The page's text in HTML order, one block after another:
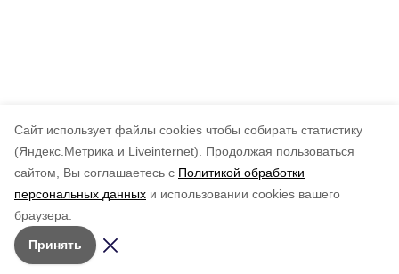
Cайт использует файлы cookies чтобы собирать статистику
(Яндекс.Метрика и Liveinternet).
Продолжая пользоваться
сайтом, Вы соглашаетесь с Политикой обработки
персональных данных и использовании cookies вашего
браузера.
Принять